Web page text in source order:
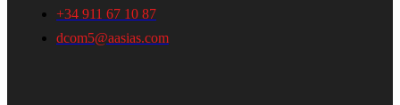
+34 911 67 10 87
dcom5@aasias.com